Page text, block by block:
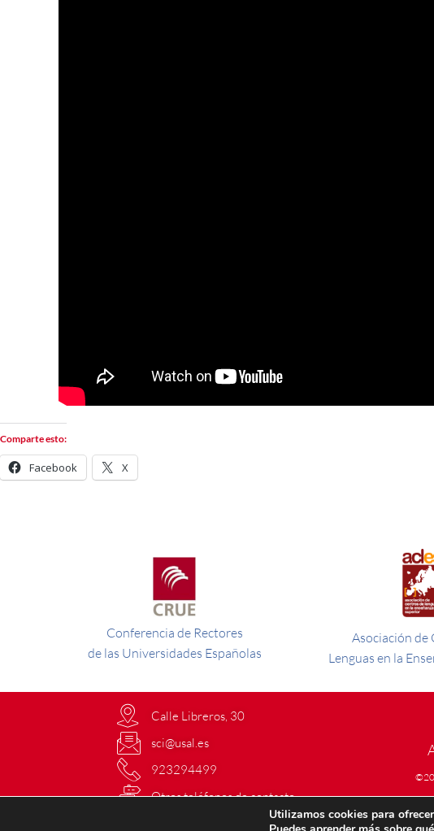
Comparte esto:
Facebook X
Conferencia de Rectores
de las Universidades Españolas
Asociación de
Lenguas en la
Calle Libreros, 30
sci@usal.es
923294499
Otros teléfonos de contacto
Utilizamos cookies para